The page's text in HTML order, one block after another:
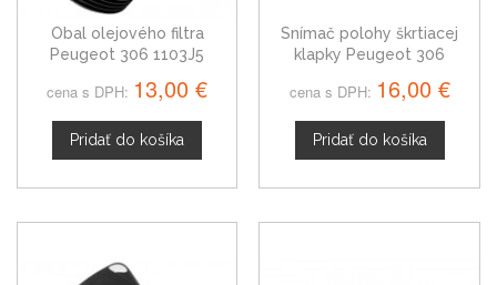
Obal olejového filtra
Peugeot 306 1103J5
cena s DPH: 13,00 €
Pridať do košíka
Snímač polohy škrtiacej
klapky Peugeot 306
cena s DPH: 16,00 €
Pridať do košíka